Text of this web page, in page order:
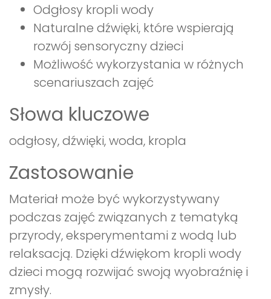
Odgłosy kropli wody
Naturalne dźwięki, które wspierają
rozwój sensoryczny dzieci
Możliwość wykorzystania w różnych
scenariuszach zajęć
Słowa kluczowe
odgłosy, dźwięki, woda, kropla
Zastosowanie
Materiał może być wykorzystywany
podczas zajęć związanych z tematyką
przyrody, eksperymentami z wodą lub
relaksacją. Dzięki dźwiękom kropli wody
dzieci mogą rozwijać swoją wyobraźnię i
zmysły.